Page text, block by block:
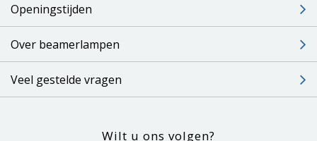
Openingstijden
Over beamerlampen
Veel gestelde vragen
Wilt u ons volgen?